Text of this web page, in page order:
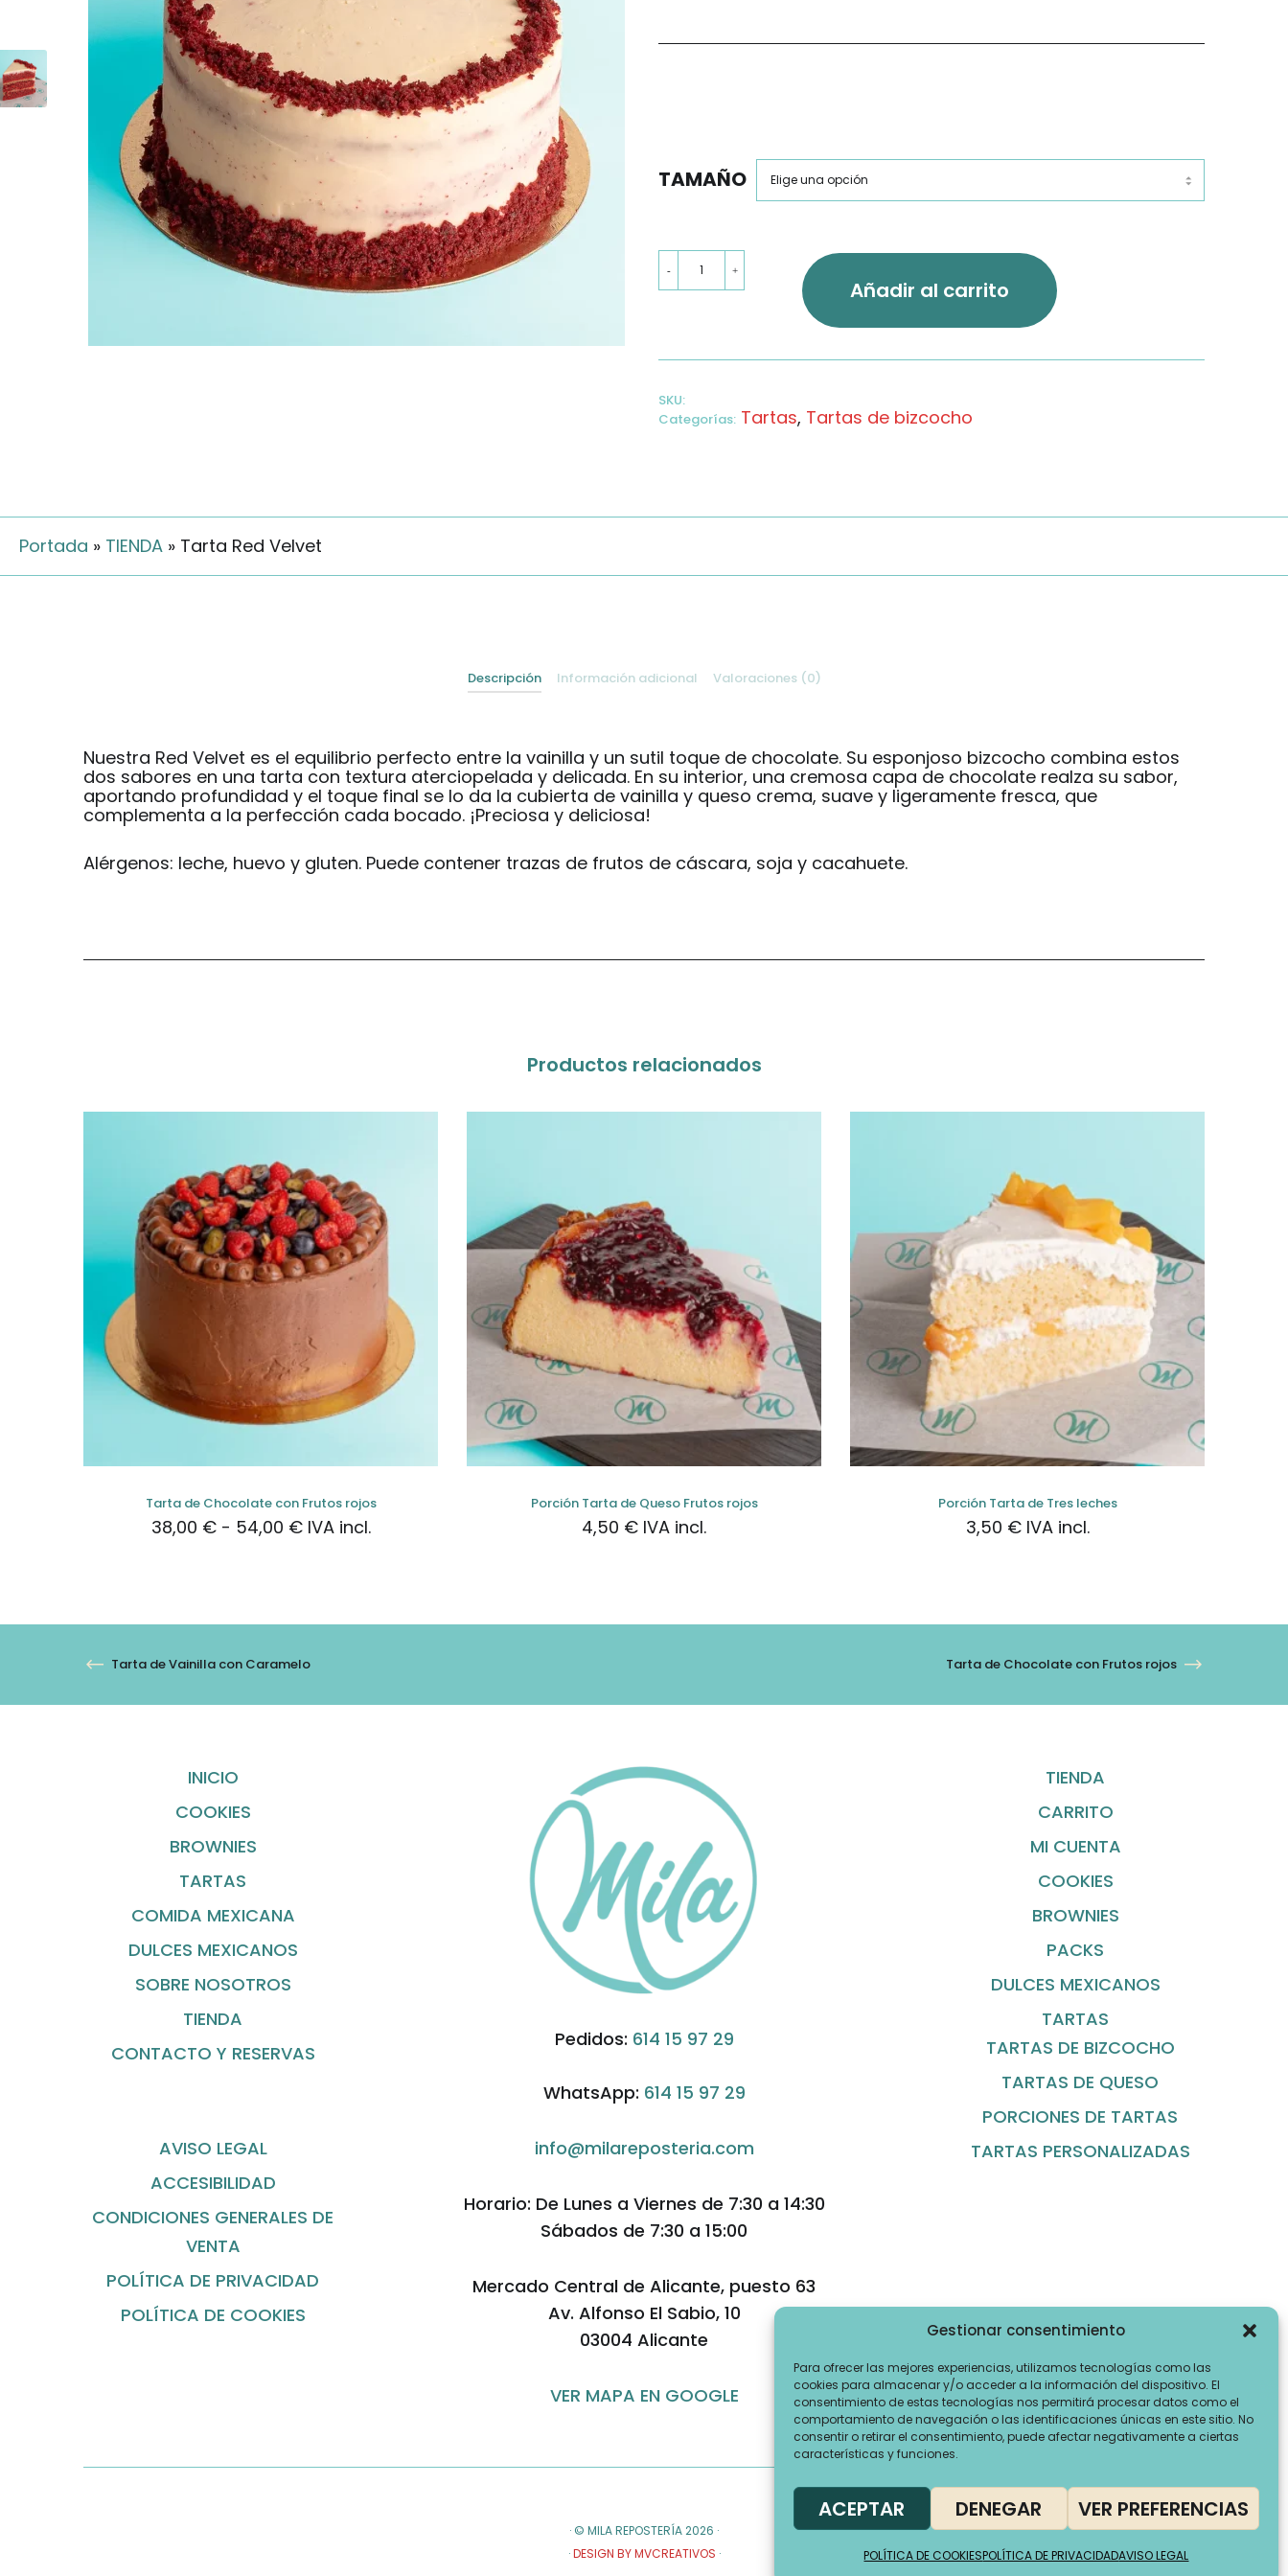
Gestionar consentimiento
Para ofrecer las mejores experiencias, utilizamos tecnologías como las
cookies para almacenar y/o acceder a la información del dispositivo. El
consentimiento de estas tecnologías nos permitirá procesar datos como el
comportamiento de navegación o las identificaciones únicas en este sitio. No
consentir o retirar el consentimiento, puede afectar negativamente a ciertas
características y funciones.
ACEPTAR DENEGAR VER PREFERENCIAS
POLÍTICA DE COOKIESPOLÍTICA DE PRIVACIDADAVISO LEGAL
TAMAÑO
Tarta
Red
Velvet
- +
Añadir al carrito
SKU:
Categorías: Tartas, Tartas de bizcocho
Portada » TIENDA » Tarta Red Velvet
Descripción Información adicional Valoraciones (0)
Nuestra Red Velvet es el equilibrio perfecto entre la vainilla y un sutil toque de chocolate. Su esponjoso bizcocho combina estos
dos sabores en una tarta con textura aterciopelada y delicada. En su interior, una cremosa capa de chocolate realza su sabor,
aportando profundidad y el toque final se lo da la cubierta de vainilla y queso crema, suave y ligeramente fresca, que
complementa a la perfección cada bocado. ¡Preciosa y deliciosa!
Alérgenos: leche, huevo y gluten. Puede contener trazas de frutos de cáscara, soja y cacahuete.
Productos relacionados
Tarta de Chocolate con Frutos rojos
38,00 € - 54,00 €Rango
hasta
IVA incl.
Porción Tarta de Queso Frutos rojos
4,50 € IVA incl.
Porción Tarta de Tres leches
3,50 € IVA incl.
Tarta de Vainilla con Caramelo Tarta de Chocolate con Frutos rojos
INICIO
COOKIES
BROWNIES
TARTAS
COMIDA MEXICANA
DULCES MEXICANOS
SOBRE NOSOTROS
TIENDA
CONTACTO Y RESERVAS
AVISO LEGAL
ACCESIBILIDAD
CONDICIONES GENERALES DE
VENTA
POLÍTICA DE PRIVACIDAD
POLÍTICA DE COOKIES
Pedidos: 614 15 97 29
WhatsApp: 614 15 97 29
info@milareposteria.com
Horario: De Lunes a Viernes de 7:30 a 14:30
Sábados de 7:30 a 15:00
Mercado Central de Alicante, puesto 63
Av. Alfonso El Sabio, 10
03004 Alicante
VER MAPA EN GOOGLE
TIENDA
CARRITO
MI CUENTA
COOKIES
BROWNIES
PACKS
DULCES MEXICANOS
TARTAS
TARTAS DE BIZCOCHO
TARTAS DE QUESO
PORCIONES DE TARTAS
TARTAS PERSONALIZADAS
· © MILA REPOSTERÍA 2026 ·
·DESIGN BY MVCREATIVOS ·